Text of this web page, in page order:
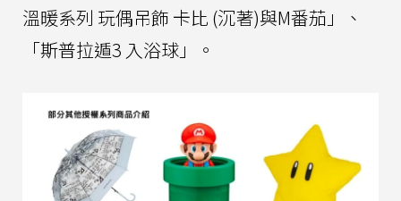
溫暖系列 玩偶吊飾 卡比 (沉著)與M番茄」、
「斯普拉遁3 入浴球」。